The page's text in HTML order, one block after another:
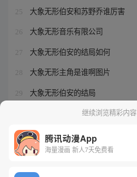
25 大象无形伯安和苏野乔谁厉害
26 大象无形音乐有限公司
27 大象无形伯安的结局如何
28 大象无形主角是谁啊图片
29 大象无形伯安的结局
大象无形主角是谁啊继续浏览精彩内容
腾讯动漫App
海量漫画 新人7天免费看